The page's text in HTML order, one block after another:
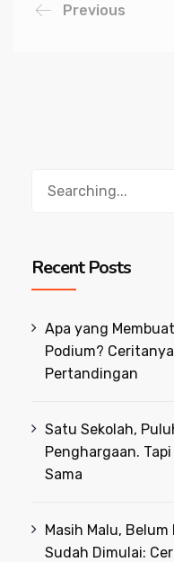
Previous
Recent Posts
Apa yang
Podium?
Pertandingan
Satu Sekolah,
Penghargaan.
Sama
Masih Malu,
Sudah Dimulai: